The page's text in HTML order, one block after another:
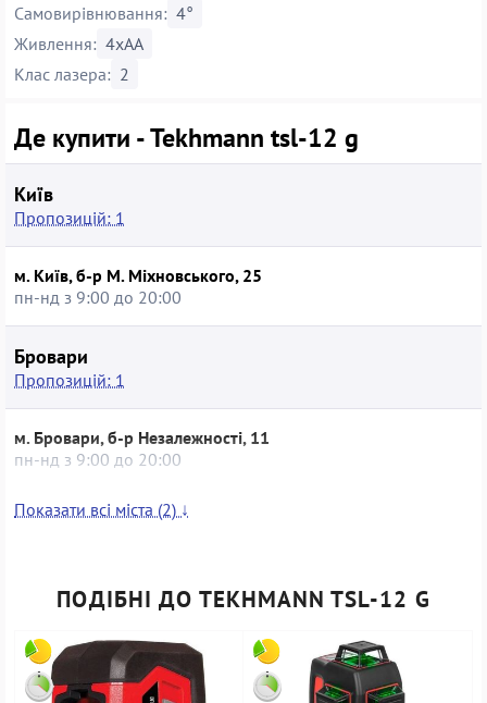
Самовирівнювання: 4°
Живлення: 4xAA
Клас лазера: 2
Де купити - Tekhmann tsl-12 g
Київ
Пропозицій: 1
м. Київ, б-р М. Міхновського, 25
пн-нд з 9:00 до 20:00
Бровари
Пропозицій: 1
м. Бровари, б-р Незалежності, 11
пн-нд з 9:00 до 20:00
Показати всі міста (2) ↓
ПОДІБНІ ДО TEKHMANN TSL-12 G